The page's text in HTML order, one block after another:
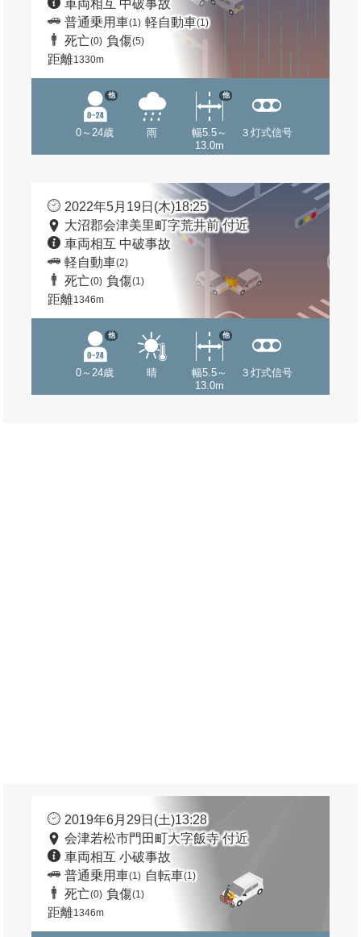
車両相互 中破事故
普通乗用車(1) 軽自動車(1)
死亡(0) 負傷(5)
距離1330m
0～24歳
他
雨
幅5.5～
13.0m
他
３灯式信号
2022年5月19日(木)18:25
大沼郡会津美里町字荒井前 付近
車両相互 中破事故
軽自動車(2)
死亡(0) 負傷(1)
距離1346m
0～24歳
他
晴
幅5.5～
13.0m
他
３灯式信号
2019年6月29日(土)13:28
会津若松市門田町大字飯寺 付近
車両相互 小破事故
普通乗用車(1) 自転車(1)
死亡(0) 負傷(1)
距離1346m